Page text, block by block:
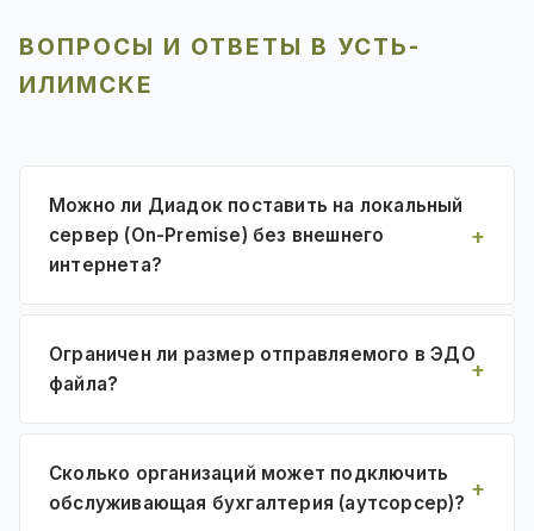
ВОПРОСЫ И ОТВЕТЫ В УСТЬ-
ИЛИМСКЕ
Можно ли Диадок поставить на локальный
сервер (On-Premise) без внешнего
интернета?
Ограничен ли размер отправляемого в ЭДО
файла?
Сколько организаций может подключить
обслуживающая бухгалтерия (аутсорсер)?